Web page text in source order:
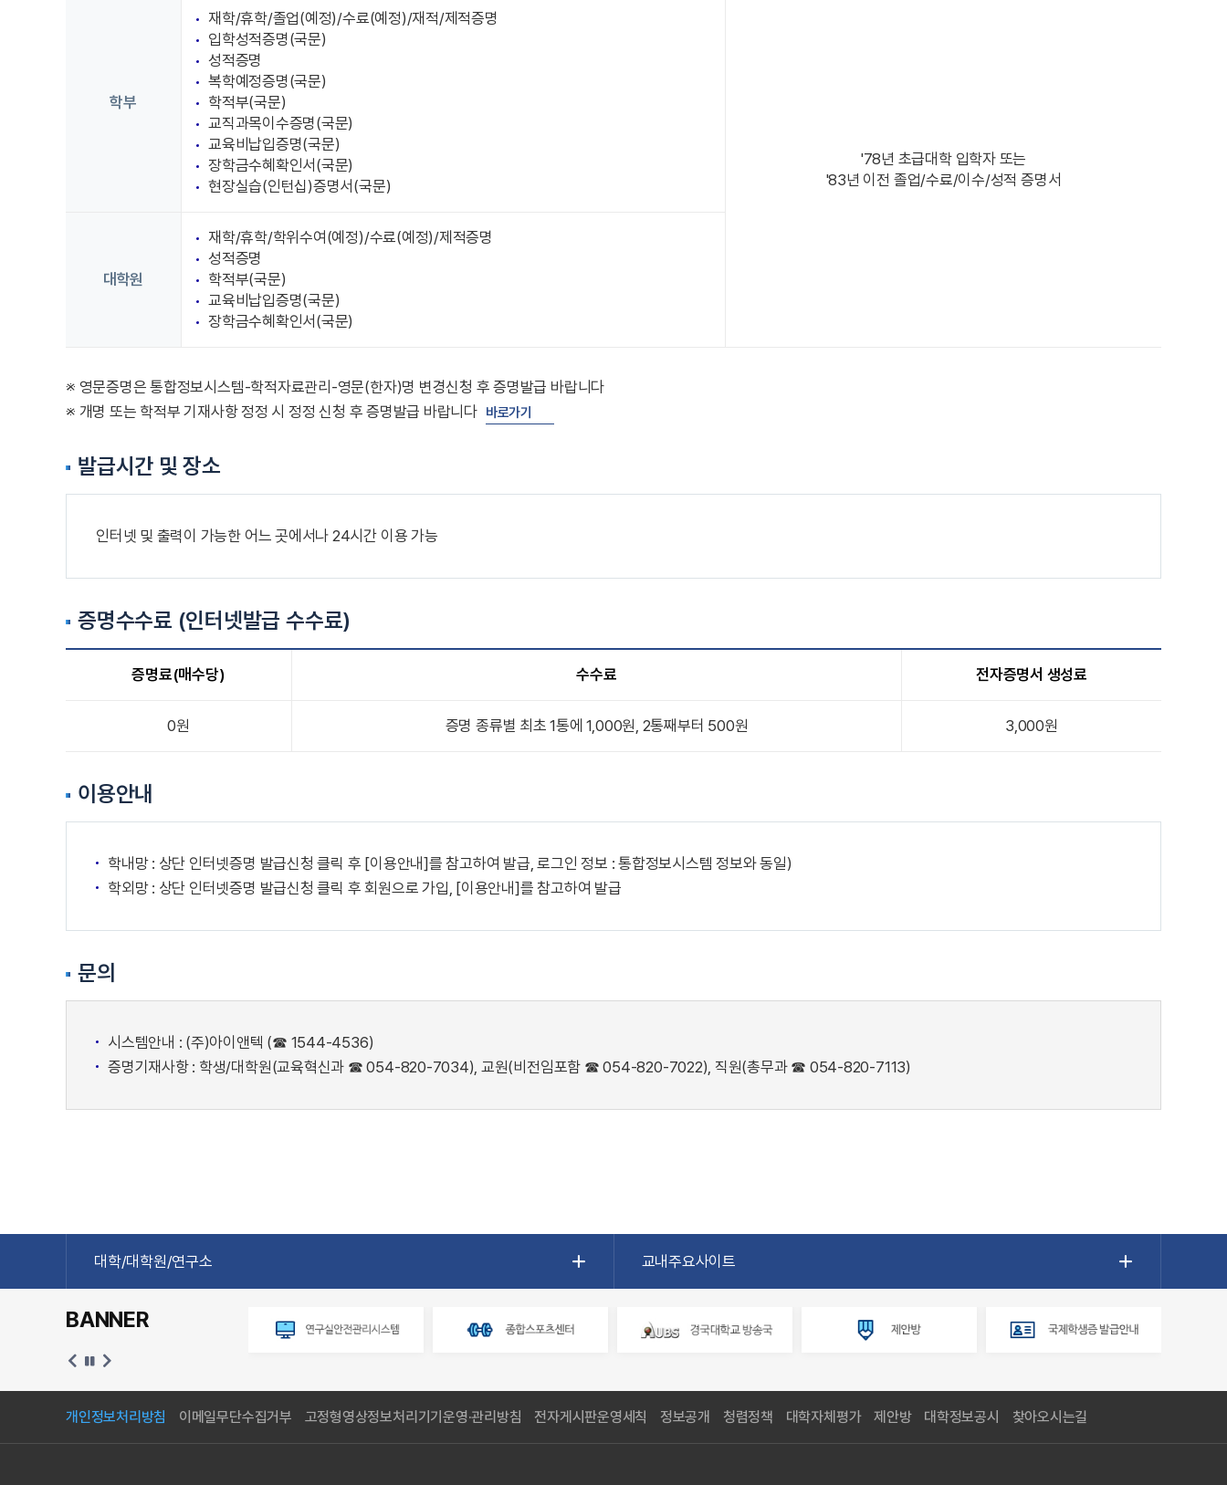
학부
재학/휴학/졸업(예정)/수료(예정)/재적/제적증명
입학성적증명(국문)
성적증명
복학예정증명(국문)
학적부(국문)
교직과목이수증명(국문)
교육비납입증명(국문)
장학금수혜확인서(국문)
현장실습(인턴십)증명서(국문)
'78년 초급대학 입학자 또는
'83년 이전 졸업/수료/이수/성적 증명서
대학원
재학/휴학/학위수여(예정)/수료(예정)/제적증명
성적증명
학적부(국문)
교육비납입증명(국문)
장학금수혜확인서(국문)
※ 영문증명은 통합정보시스템-학적자료관리-영문(한자)명 변경신청 후 증명발급 바랍니다
※ 개명 또는 학적부 기재사항 정정 시 정정 신청 후 증명발급 바랍니다 바로가기
발급시간 및 장소
인터넷 및 출력이 가능한 어느 곳에서나 24시간 이용 가능
증명수수료 (인터넷발급 수수료)
증명료(매수당) 수수료 전자증명서 생성료
0원 증명 종류별 최초 1통에 1,000원, 2통째부터 500원 3,000원
이용안내
학내망 : 상단 인터넷증명 발급신청 클릭 후 [이용안내]를 참고하여 발급, 로그인 정보 : 통합정보시스템 정보와 동일)
학외망 : 상단 인터넷증명 발급신청 클릭 후 회원으로 가입, [이용안내]를 참고하여 발급
문의
시스템안내 : (주)아이앤텍 (☎ 1544-4536)
증명기재사항 : 학생/대학원(교육혁신과 ☎ 054-820-7034), 교원(비전임포함 ☎ 054-820-7022), 직원(총무과 ☎ 054-820-7113)
대학/대학원/연구소 교내주요사이트
BANNER
개인정보처리방침 이메일무단수집거부 고정형영상정보처리기기운영·관리방침 전자게시판운영세칙 정보공개 청렴정책 대학자체평가 제안방 대학정보공시 찾아오시는길